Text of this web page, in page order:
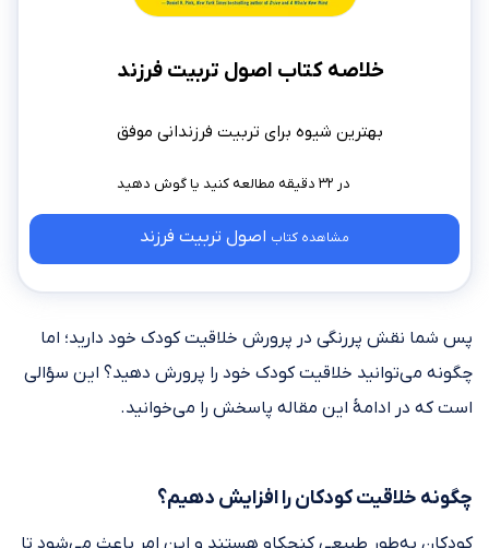
خلاصه کتاب اصول تربیت فرزند
بهترین شیوه برای تربیت فرزندانی موفق
در ۳۲ دقیقه مطالعه کنید
مشاهده کتاب اصول تربیت فرزند
پس شما نقش پررنگی در پرورش خلاقیت کودک خود دارید؛ اما
چگونه می‌توانید خلاقیت کودک خود را پرورش دهید؟ این سؤالی
است که در ادامهٔ این مقاله پاسخش را می‌خوانید.
چگونه خلاقیت کودکان را افزایش دهیم؟
کودکان به‌طور طبیعی کنجکاو هستند و این امر باعث می‌شود تا